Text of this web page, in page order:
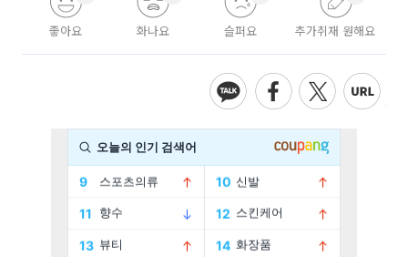
좋아요 화나요 슬퍼요 추가취재 원해요